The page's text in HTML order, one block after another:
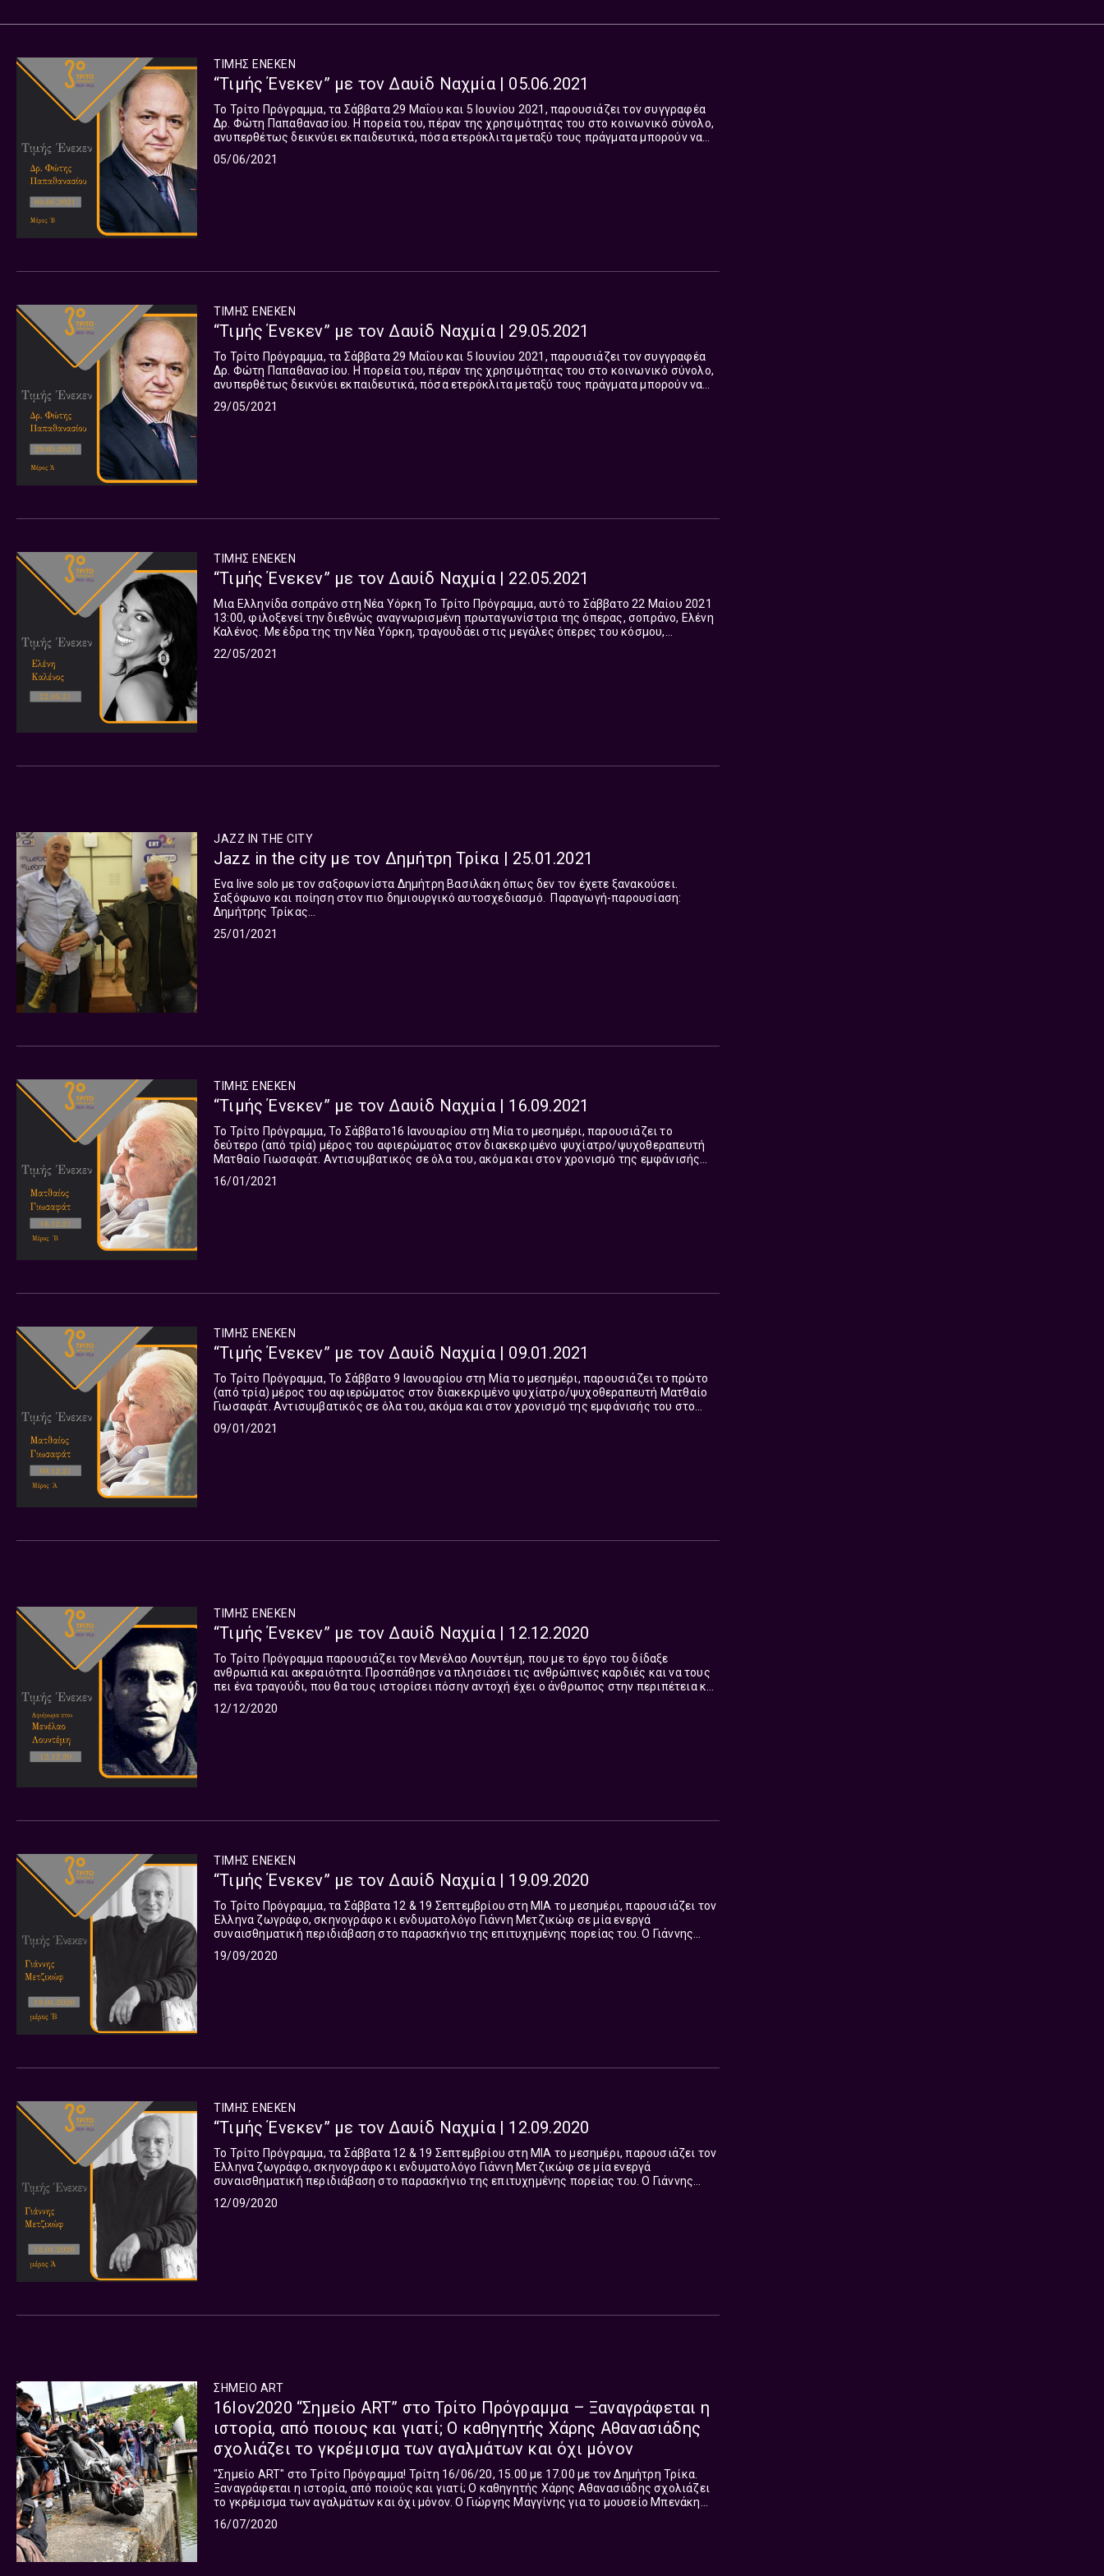
ΤΙΜΗΣ ΕΝΕΚΕΝ
“Τιμής Ένεκεν” με τον Δαυίδ Ναχμία | 05.06.2021
Το Τρίτο Πρόγραμμα, τα Σάββατα 29 Μαΐου και 5 Ιουνίου 2021, παρουσιάζει τον συγγραφέα
Δρ. Φώτη Παπαθανασίου. Η πορεία του, πέραν της χρησιμότητας του στο κοινωνικό σύνολο,
ανυπερθέτως δεικνύει εκπαιδευτικά, πόσα ετερόκλιτα μεταξύ τους πράγματα μπορούν να
του εκπομπές και την εξειδίκευσή του στο έργο και την φιλοσοφική προέκταση του
05/06/2021
ΤΙΜΗΣ ΕΝΕΚΕΝ
“Τιμής Ένεκεν” με τον Δαυίδ Ναχμία | 29.05.2021
Το Τρίτο Πρόγραμμα, τα Σάββατα 29 Μαΐου και 5 Ιουνίου 2021, παρουσιάζει τον συγγραφέα
Δρ. Φώτη Παπαθανασίου. Η πορεία του, πέραν της χρησιμότητας του στο κοινωνικό σύνολο,
ανυπερθέτως δεικνύει εκπαιδευτικά, πόσα ετερόκλιτα μεταξύ τους πράγματα μπορούν να
του εκπομπές και την εξειδίκευσή του στο έργο και την φιλοσοφική προέκταση του
29/05/2021
ΤΙΜΗΣ ΕΝΕΚΕΝ
“Τιμής Ένεκεν” με τον Δαυίδ Ναχμία | 22.05.2021
Μια Ελληνίδα σοπράνο στη Νέα Υόρκη Το Τρίτο Πρόγραμμα, αυτό το Σάββατο 22 Μαίου 2021
13:00, φιλοξενεί την διεθνώς αναγνωρισμένη πρωταγωνίστρια της όπερας, σοπράνο, Ελένη
Καλένος. Με έδρα της την Νέα Υόρκη, τραγουδάει στις μεγάλες όπερες του κόσμου,
απ' την Θεσσαλονίκη με ελάχιστα, κατάφερε σε μία δεκαετία να αποσπάσει διθυραμβικές
22/05/2021
JAZZ IN THE CITY
Jazz in the city με τον Δημήτρη Τρίκα | 25.01.2021
Ένα live solo με τον σαξοφωνίστα Δημήτρη Βασιλάκη όπως δεν τον έχετε ξανακούσει.
Σαξόφωνο και ποίηση στον πιο δημιουργικό αυτοσχεδιασμό. Παραγωγή-παρουσίαση:
Δημήτρης Τρίκας...
25/01/2021
ΤΙΜΗΣ ΕΝΕΚΕΝ
“Τιμής Ένεκεν” με τον Δαυίδ Ναχμία | 16.09.2021
Το Τρίτο Πρόγραμμα, Το Σάββατο16 Ιανουαρίου στη Μία το μεσημέρι, παρουσιάζει το
δεύτερο (από τρία) μέρος του αφιερώματος στον διακεκριμένο ψυχίατρο/ψυχοθεραπευτή
Ματθαίο Γιωσαφάτ. Αντισυμβατικός σε όλα του, ακόμα και στον χρονισμό της εμφάνισής
16/01/2021
ΤΙΜΗΣ ΕΝΕΚΕΝ
“Τιμής Ένεκεν” με τον Δαυίδ Ναχμία | 09.01.2021
Το Τρίτο Πρόγραμμα, Το Σάββατο 9 Ιανουαρίου στη Μία το μεσημέρι, παρουσιάζει το πρώτο
(από τρία) μέρος του αφιερώματος στον διακεκριμένο ψυχίατρο/ψυχοθεραπευτή Ματθαίο
Γιωσαφάτ. Αντισυμβατικός σε όλα του, ακόμα και στον χρονισμό της εμφάνισής του στο
09/01/2021
ΤΙΜΗΣ ΕΝΕΚΕΝ
“Τιμής Ένεκεν” με τον Δαυίδ Ναχμία | 12.12.2020
Το Τρίτο Πρόγραμμα παρουσιάζει τον Μενέλαο Λουντέμη, που με το έργο του δίδαξε
ανθρωπιά και ακεραιότητα. Προσπάθησε να πλησιάσει τις ανθρώπινες καρδιές και να τους
πει ένα τραγούδι, που θα τους ιστορίσει πόσην αντοχή έχει ο άνθρωπος στην περιπέτεια και
κόσμοι μπορούν να συνυπάρχουν στην πιο κουρασμένη και αποκαμωμένη ψυχή. Ο
12/12/2020
ΤΙΜΗΣ ΕΝΕΚΕΝ
“Τιμής Ένεκεν” με τον Δαυίδ Ναχμία | 19.09.2020
Το Τρίτο Πρόγραμμα, τα Σάββατα 12 & 19 Σεπτεμβρίου στη ΜΙΑ το μεσημέρι, παρουσιάζει τον
Έλληνα ζωγράφο, σκηνογράφο κι ενδυματολόγο Γιάννη Μετζικώφ σε μία ενεργά
συναισθηματική περιδιάβαση στο παρασκήνιο της επιτυχημένης πορείας του. Ο Γιάννης
φορές, ανέτρεψε τον νόμο του αδιαχώρητου και γέμισε θέατρα και παραστάσεις από θεατές
19/09/2020
ΤΙΜΗΣ ΕΝΕΚΕΝ
“Τιμής Ένεκεν” με τον Δαυίδ Ναχμία | 12.09.2020
Το Τρίτο Πρόγραμμα, τα Σάββατα 12 & 19 Σεπτεμβρίου στη ΜΙΑ το μεσημέρι, παρουσιάζει τον
Έλληνα ζωγράφο, σκηνογράφο κι ενδυματολόγο Γιάννη Μετζικώφ σε μία ενεργά
συναισθηματική περιδιάβαση στο παρασκήνιο της επιτυχημένης πορείας του. Ο Γιάννης
φορές, ανέτρεψε τον νόμο του αδιαχώρητου και γέμισε θέατρα και παραστάσεις από θεατές
12/09/2020
ΣΗΜΕΙΟ ART
16Ιον2020 “Σημείο ART” στο Τρίτο Πρόγραμμα – Ξαναγράφεται η
ιστορία, από ποιους και γιατί; Ο καθηγητής Χάρης Αθανασιάδης
σχολιάζει τo γκρέμισμα των αγαλμάτων και όχι μόνον
"Σημείο ART" στο Τρίτο Πρόγραμμα! Τρίτη 16/06/20, 15.00 με 17.00 με τον Δημήτρη Τρίκα.
Ξαναγράφεται η ιστορία, από ποιούς και γιατί; Ο καθηγητής Χάρης Αθανασιάδης σχολιάζει
τo γκρέμισμα των αγαλμάτων και όχι μόνον. Ο Γιώργης Μαγγίνης για το μουσείο Μπενάκη
16/07/2020